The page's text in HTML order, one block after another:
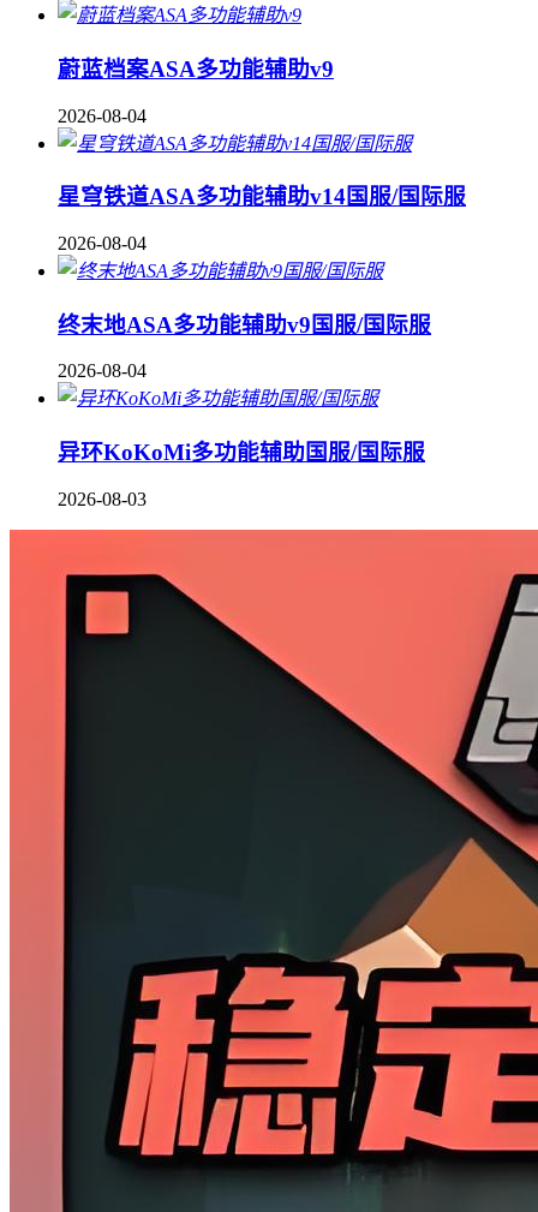
蔚蓝档案ASA多功能辅助v9
2026-08-04
星穹铁道ASA多功能辅助v14国服/国际服
2026-08-04
终末地ASA多功能辅助v9国服/国际服
2026-08-04
异环KoKoMi多功能辅助国服/国际服
2026-08-03